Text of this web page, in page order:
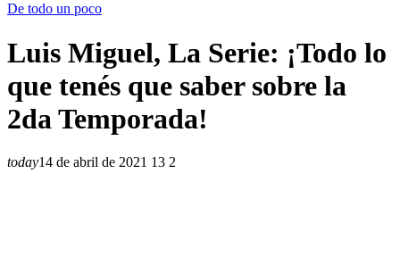
De todo un poco
Luis Miguel, La Serie: ¡Todo lo
que tenés que saber sobre la
2da Temporada!
today14 de abril de 2021 13 2